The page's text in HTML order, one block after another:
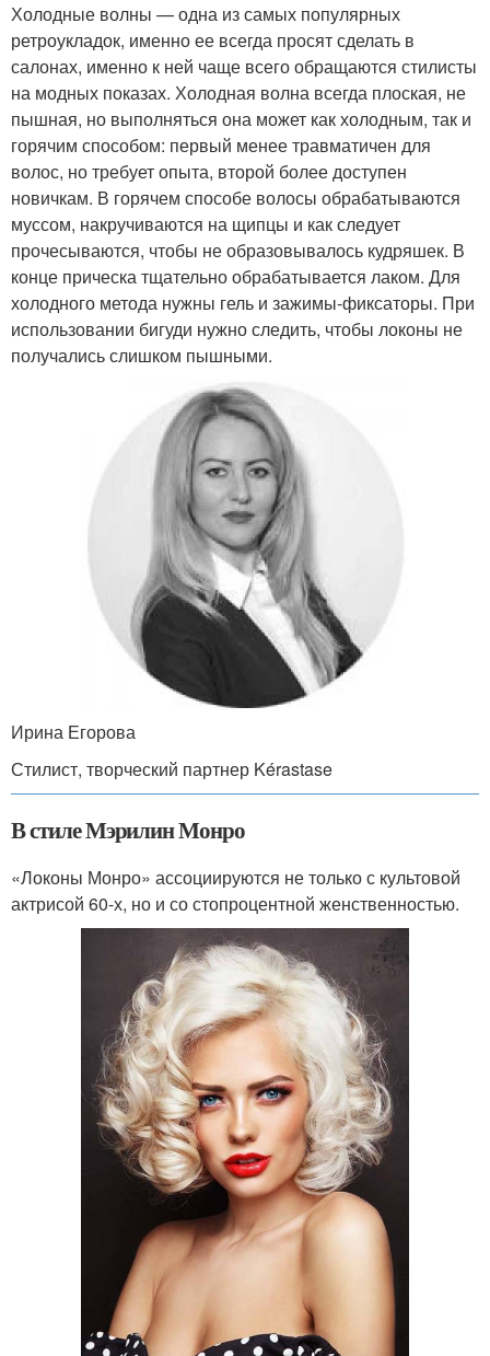
Холодные волны — одна из самых популярных
ретроукладок, именно ее всегда просят сделать в
салонах, именно к ней чаще всего обращаются стилисты
на модных показах. Холодная волна всегда плоская, не
пышная, но выполняться она может как холодным, так и
горячим способом: первый менее травматичен для
волос, но требует опыта, второй более доступен
новичкам. В горячем способе волосы обрабатываются
муссом, накручиваются на щипцы и как следует
прочесываются, чтобы не образовывалось кудряшек. В
конце прическа тщательно обрабатывается лаком. Для
холодного метода нужны гель и зажимы-фиксаторы. При
использовании бигуди нужно следить, чтобы локоны не
получались слишком пышными.
Ирина Егорова
Стилист, творческий партнер Kérastase
В стиле Мэрилин Монро
«Локоны Монро» ассоциируются не только с культовой
актрисой 60-х, но и со стопроцентной женственностью.